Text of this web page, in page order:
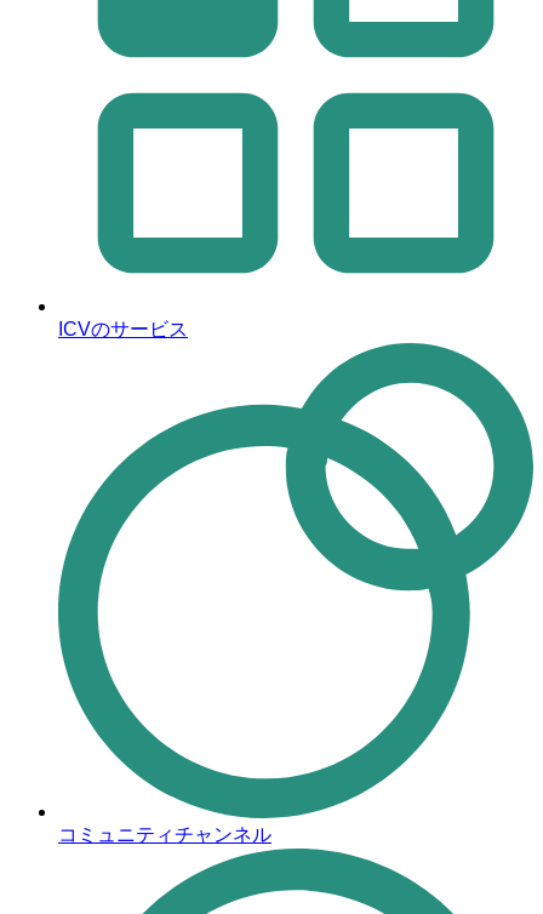
ICVのサービス
コミュニティチャンネル